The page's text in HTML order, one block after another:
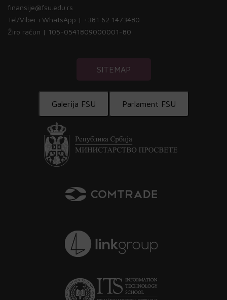
finansije@fsu.edu.rs
Tel/Viber i WhatsApp | +381 62 1473480
Žiro račun | 105-0541809000001-80
SITEMAP
Galerija FSU Parlament FSU